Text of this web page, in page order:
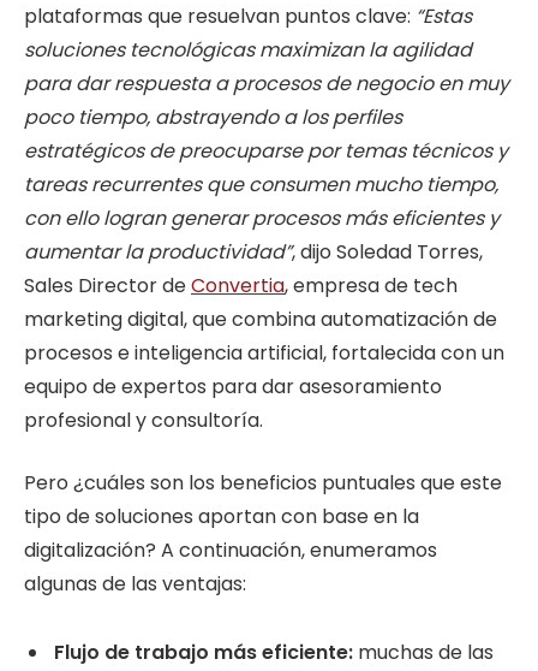
plataformas que resuelvan puntos clave: “Estas
soluciones tecnológicas maximizan la agilidad
para dar respuesta a procesos de negocio en muy
poco tiempo, abstrayendo a los perfiles
estratégicos de preocuparse por temas técnicos y
tareas recurrentes que consumen mucho tiempo,
con ello logran generar procesos más eficientes y
aumentar la productividad”, dijo Soledad Torres,
Sales Director deConvertia, empresa de tech
marketing digital, que combina automatización de
procesos e inteligencia artificial, fortalecida con un
equipo de expertos para dar asesoramiento
profesional y consultoría.
Pero ¿cuáles son los beneficios puntuales que este
tipo de soluciones aportan con base en la
digitalización? A continuación, enumeramos
algunas de las ventajas:
Flujo de trabajo más eficiente: muchas de las